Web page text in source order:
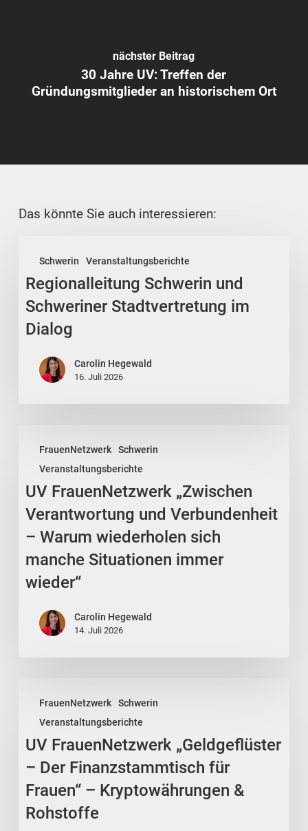
nächster Beitrag
30 Jahre UV: Treffen der
Gründungsmitglieder an historischem Ort
Das könnte Sie auch interessieren:
Schwerin Veranstaltungsberichte
Schwerin
und
Schweriner
Stadtvertretung
Dialog
Regionalleitung Schwerin und
Schweriner Stadtvertretung im
Dialog
Carolin Hegewald
16. Juli 2026
FrauenNetzwerk
Schwerin
Veranstaltungsberichte
FrauenNetzwerk
„Zwischen
Verantwortung
und
Verbundenheit
Warum
wiederholen
manche
UV FrauenNetzwerk „Zwischen
Verantwortung und Verbundenheit
– Warum wiederholen sich
manche Situationen immer
wieder“
Carolin Hegewald
14. Juli 2026
FrauenNetzwerk
Schwerin
Veranstaltungsberichte
FrauenNetzwerk
„Geldgeflüster
–
Der
Finanzstammtisch
für
Frauen“
UV FrauenNetzwerk „Geldgeflüster
– Der Finanzstammtisch für
Frauen“ – Kryptowährungen &
Rohstoffe